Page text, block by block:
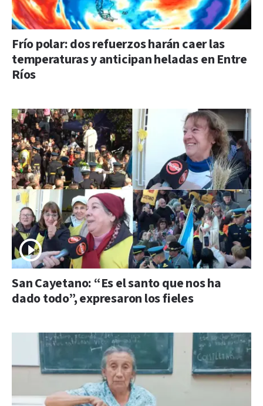
Frío polar: dos refuerzos harán caer las
temperaturas y anticipan heladas en Entre
Ríos
San Cayetano: “Es el santo que nos ha
dado todo”, expresaron los fieles